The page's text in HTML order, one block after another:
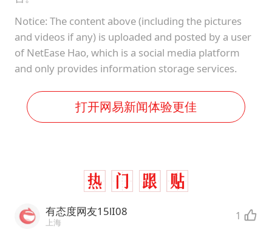
Notice: The content above (including the pictures
and videos if any) is uploaded and posted by a user
of NetEase Hao, which is a social media platform
and only provides information storage services.
打开网易新闻体验更佳
有态度网友15lI08
上海 1